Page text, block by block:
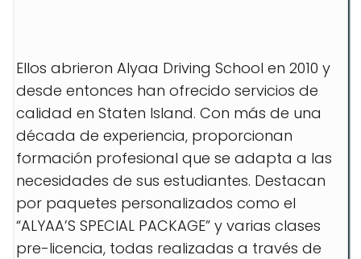
Ellos abrieron Alyaa Driving School en 2010 y
desde entonces han ofrecido servicios de
calidad en Staten Island. Con más de una
década de experiencia, proporcionan
formación profesional que se adapta a las
necesidades de sus estudiantes. Destacan
por paquetes personalizados como el
“ALYAA’S SPECIAL PACKAGE” y varias clases
pre-licencia, todas realizadas a través de